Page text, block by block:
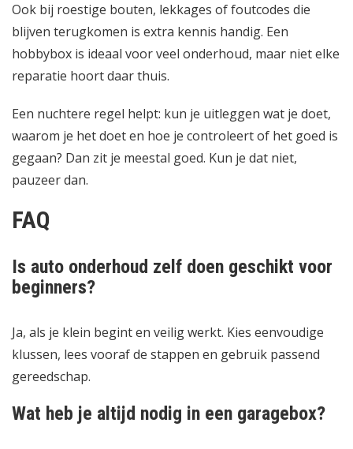
Ook bij roestige bouten, lekkages of foutcodes die
blijven terugkomen is extra kennis handig. Een
hobbybox is ideaal voor veel onderhoud, maar niet elke
reparatie hoort daar thuis.
Een nuchtere regel helpt: kun je uitleggen wat je doet,
waarom je het doet en hoe je controleert of het goed is
gegaan? Dan zit je meestal goed. Kun je dat niet,
pauzeer dan.
FAQ
Is auto onderhoud zelf doen geschikt voor
beginners?
Ja, als je klein begint en veilig werkt. Kies eenvoudige
klussen, lees vooraf de stappen en gebruik passend
gereedschap.
Wat heb je altijd nodig in een garagebox?